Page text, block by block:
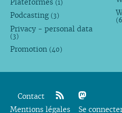
Plateformes (1)
Podcasting (3)
Privacy - personal data
(3)
Promotion (40)
Contact
rss mastodon
Mentions légales Se